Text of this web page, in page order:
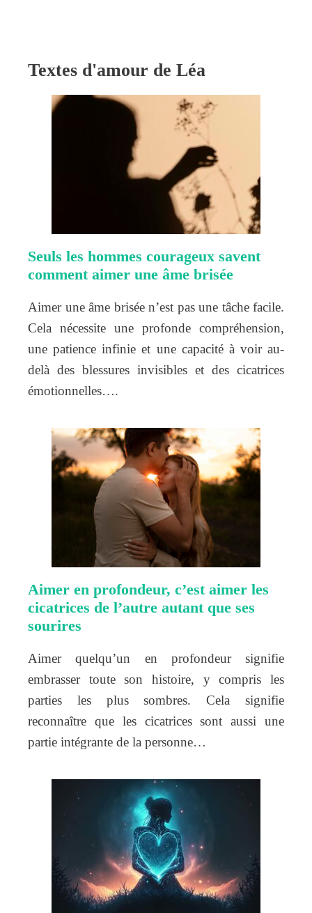
Textes d'amour de Léa
Seuls les hommes courageux savent
comment aimer une âme brisée
Aimer une âme brisée n’est pas une tâche facile.
Cela nécessite une profonde compréhension,
une patience infinie et une capacité à voir au-
delà des blessures invisibles et des cicatrices
émotionnelles….
Aimer en profondeur, c’est aimer les
cicatrices de l’autre autant que ses
sourires
Aimer quelqu’un en profondeur signifie
embrasser toute son histoire, y compris les
parties les plus sombres. Cela signifie
reconnaître que les cicatrices sont aussi une
partie intégrante de la personne…